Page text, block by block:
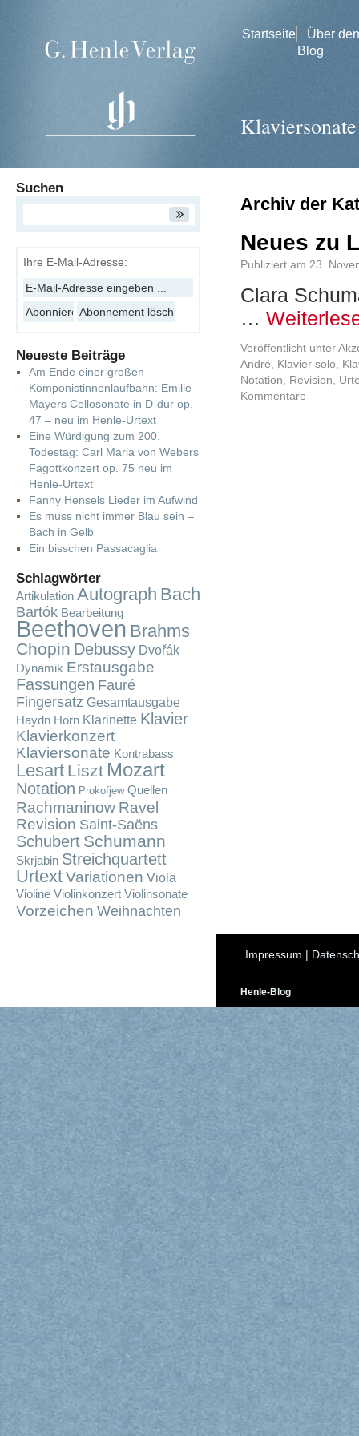
Startseite
Über den
Blog
Archiv der
Neues zu
Publiziert am 23.
Clara
…
Veröffentlicht unter
André
Klavier solo
Notation
Revision
Kommentare
Suchen
Ihre E-Mail-Adresse:
Neueste Beiträge
Am Ende einer großen
Komponistinnenlaufbahn: Emilie
Mayers Cellosonate in D-dur op.
47 – neu im Henle-Urtext
Eine Würdigung zum 200.
Todestag: Carl Maria von Webers
Fagottkonzert op. 75 neu im
Henle-Urtext
Fanny Hensels Lieder im Aufwind
Es muss nicht immer Blau sein –
Bach in Gelb
Ein bisschen Passacaglia
Schlagwörter
Artikulation Autograph Bach
Bartók Bearbeitung
Beethoven Brahms
Chopin Debussy Dvořák
Dynamik Erstausgabe
Fassungen Fauré
Fingersatz Gesamtausgabe
Haydn Horn Klarinette Klavier
Klavierkonzert
Klaviersonate Kontrabass
Lesart Liszt Mozart
Notation Prokofjew Quellen
Rachmaninow Ravel
Revision Saint-Saëns
Schubert Schumann
Skrjabin Streichquartett
UrtextVariationen Viola
Violine Violinkonzert Violinsonate
Vorzeichen Weihnachten
Impressum |
Henle-Blog